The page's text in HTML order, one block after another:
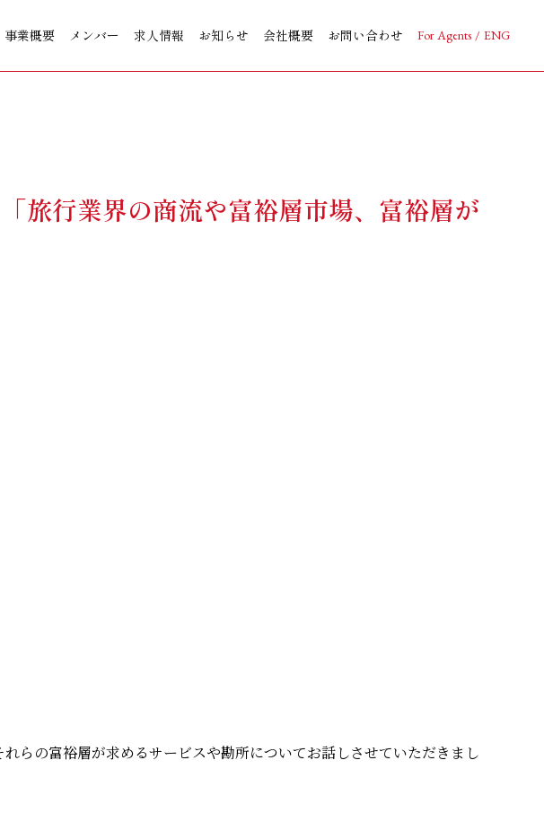
事業概要 メンバー 求人情報 お知らせ 会社概要 お問い合わせ For Agents / ENG
旅行業界の商流や富裕層市場、富裕層が
らの富裕層が求めるサービスや勘所についてお話しさせていただきまし